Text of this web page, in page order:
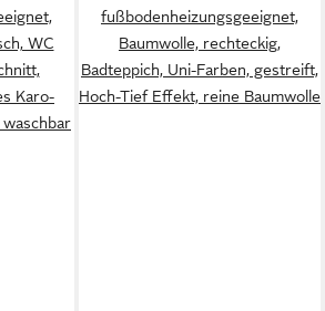
WC
Karo-
fußbodenheizungsgeeignet,
Baumwolle, rechteckig,
Badteppich, Uni-Farben, gestreift,
Hoch-Tief Effekt, reine Baumwolle